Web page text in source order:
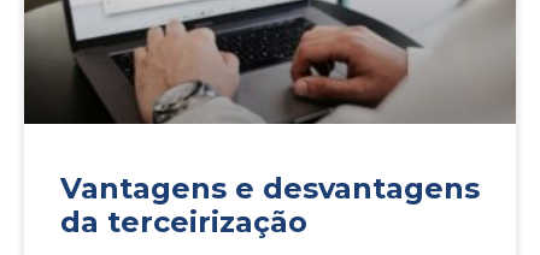
Vantagens e desvantagens
da terceirização